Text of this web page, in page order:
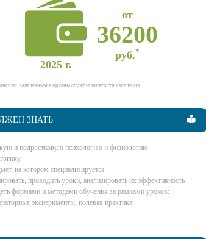
2025 г.
от
36200
руб.*
заявленным в органы службы занятости населения
ЗНАТЬ
и подростковую психологию и физиологию
на котором специализируется
проводить уроки, анализировать их эффективность
формами и методами обучения за рамками уроков:
эксперименты, полевая практика